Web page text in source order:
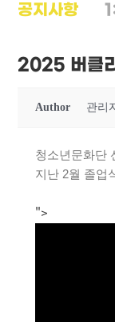
공지사항
2025 버클
Author 관리
청소년문화단
지난 2월 졸업
">